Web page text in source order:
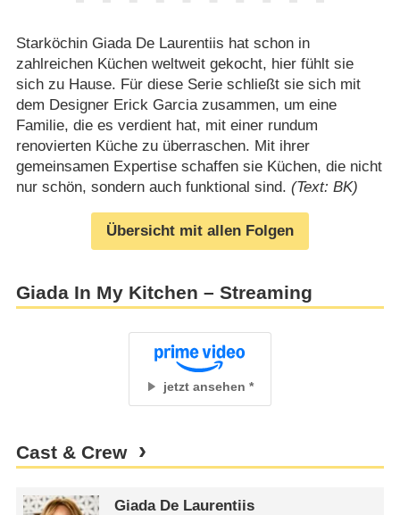
Starköchin Giada De Laurentiis hat schon in
zahlreichen Küchen weltweit gekocht, hier fühlt sie
sich zu Hause. Für diese Serie schließt sie sich mit
dem Designer Erick Garcia zusammen, um eine
Familie, die es verdient hat, mit einer rundum
renovierten Küche zu überraschen. Mit ihrer
gemeinsamen Expertise schaffen sie Küchen, die nicht
nur schön, sondern auch funktional sind. (Text: BK)
Übersicht mit allen Folgen
Giada In My Kitchen – Streaming
jetzt ansehen
Cast & Crew
Giada De Laurentiis